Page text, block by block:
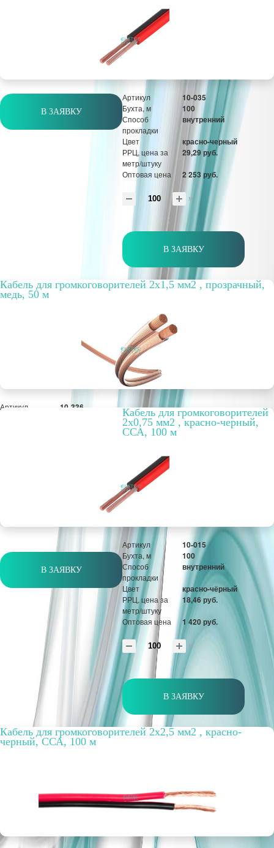
В ЗАЯВКУ
Артикул 10-035
Бухта, м 100
Способ
прокладки
внутренний
Цвет красно-черный
РРЦ, цена за
метр/штуку
29,29 руб.
Оптовая цена 2 253 руб.
м
В ЗАЯВКУ
Кабель для громкоговорителей 2х1,5 мм2 , прозрачный,
медь, 50 м
Артикул 10-336
В ЗАЯВКУ
Кабель для громкоговорителей
2х0,75 мм2 , красно-черный,
ССА, 100 м
Артикул 10-015
Бухта, м 100
Способ
прокладки
внутренний
Цвет красно-чёрный
РРЦ, цена за
метр/штуку
18,46 руб.
Оптовая цена 1 420 руб.
м
В ЗАЯВКУ
Кабель для громкоговорителей 2х2,5 мм2 , красно-
черный, ССА, 100 м